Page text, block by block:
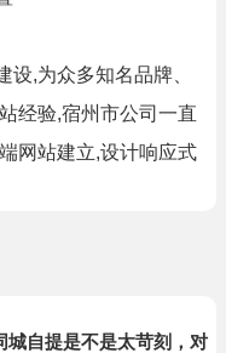
,为众多知名品牌、
经验,宿州市公司一直
网站建立,设计响应式
城自提是不是太苛刻，对